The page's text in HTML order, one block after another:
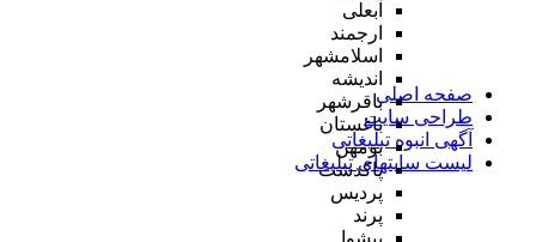
آبعلی
ارجمند
اسلامشهر
اندیشه
باقرشهر
باغستان
بومهن
پاکدشت
پردیس
پرند
صفحه اصلی
طراحی سایت
آگهی انبوه تبلیغاتی
لیست سایتهای تبلیغاتی